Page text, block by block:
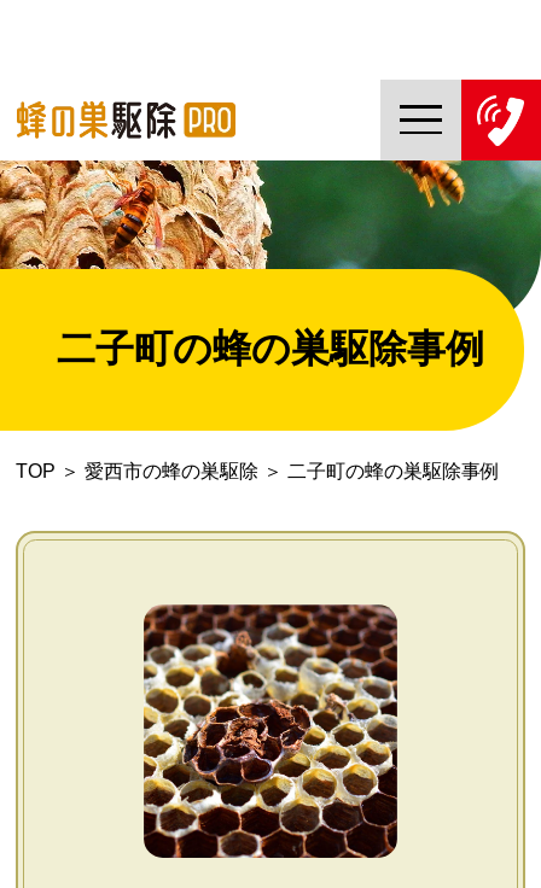
TOP
蜂の巣駆除PROについて
蜂の巣駆除ご依頼の流れ
対応エリア一覧
会社概要
お問い合わせ
個人情報保護方針
二子町の蜂の巣駆除事例
TOP ＞ 愛西市の蜂の巣駆除 ＞ 二子町の蜂の巣駆除事例